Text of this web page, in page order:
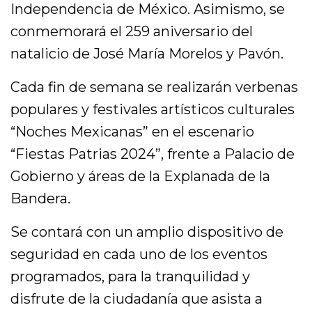
Independencia de México. Asimismo, se
conmemorará el 259 aniversario del
natalicio de José María Morelos y Pavón.
Cada fin de semana se realizarán verbenas
populares y festivales artísticos culturales
“Noches Mexicanas” en el escenario
“Fiestas Patrias 2024”, frente a Palacio de
Gobierno y áreas de la Explanada de la
Bandera.
Se contará con un amplio dispositivo de
seguridad en cada uno de los eventos
programados, para la tranquilidad y
disfrute de la ciudadanía que asista a